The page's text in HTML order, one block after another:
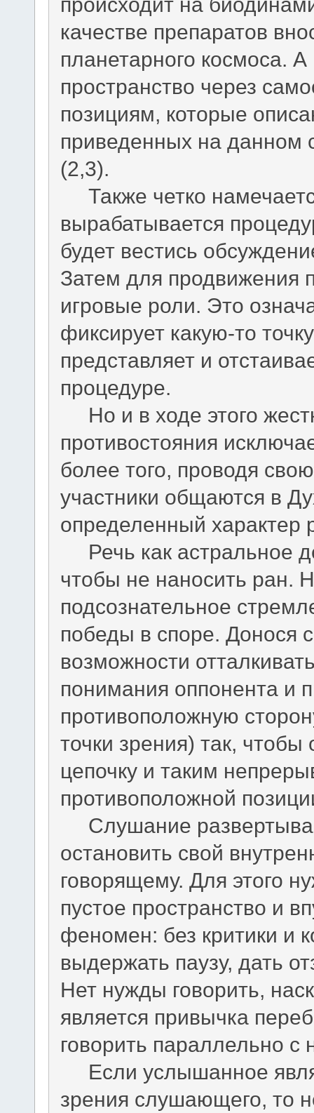
качестве препаратов
планетарного космоса. А
пространство через
позициям, которые
приведенных на данном
(2,3).
Также четко
вырабатывается
будет вестись
Затем для продвижения
игровые роли. Это
фиксирует какую-то
представляет и
процедуре.
Но и в ходе этого
противостояния
более того, проводя
участники общаются в
определенный характер
Речь как астральное
чтобы не наносить ран.
подсознательное
победы в споре. Донося
возможности
понимания оппонента и
противоположную
точки зрения) так,
цепочку и таким
противоположной
Слушание
остановить свой
говорящему. Для этого
пустое пространство и
феномен: без критики и
выдержать паузу, дать
Нет нужды говорить,
является привычка
говорить параллельно с
Если услышанное
зрения слушающего, то